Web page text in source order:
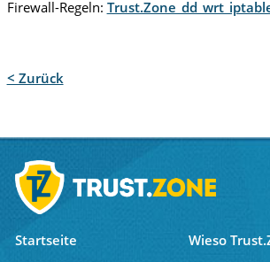
Firewall-Regeln:
< Zurück
Startseite
Wieso